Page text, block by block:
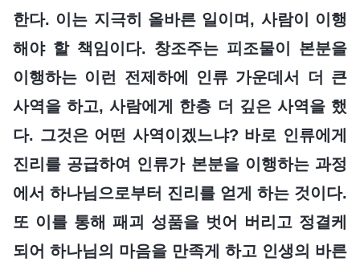
한다. 이는 지극히 올바른 일이며, 사람이 이행
해야 할 책임이다. 창조주는 피조물이 본분을
이행하는 이런 전제하에 인류 가운데서 더 큰
사역을 하고, 사람에게 한층 더 깊은 사역을 했
다. 그것은 어떤 사역이겠느냐? 바로 인류에게
진리를 공급하여 인류가 본분을 이행하는 과정
에서 하나님으로부터 진리를 얻게 하는 것이다.
또 이를 통해 패괴 성품을 벗어 버리고 정결케
되어 하나님의 마음을 만족게 하고 인생의 바른